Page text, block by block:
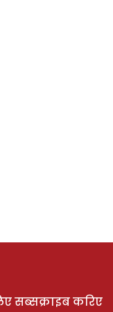
सब्सक्राइब करिए